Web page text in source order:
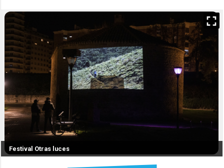
Festival Otras luces